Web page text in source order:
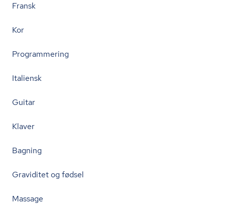
Fransk
Kor
Programmering
Italiensk
Guitar
Klaver
Bagning
Graviditet og fødsel
Massage